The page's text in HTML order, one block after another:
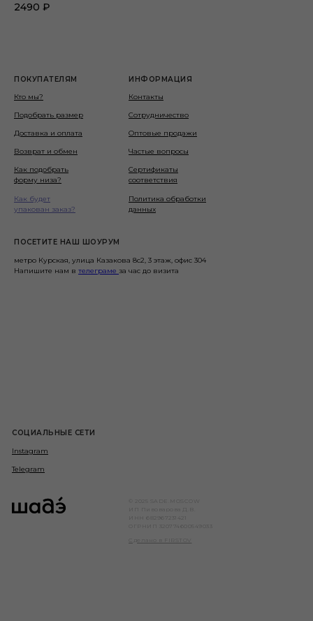
2490 ₽
ПОКУПАТЕЛЯМ
ИНФОРМАЦИЯ
Кто мы?
Подобрать размер
Доставка и оплата
Возврат и обмен
Сертификаты
соответствия
Контакты
Оптовые продажи
СОЦИАЛЬНЫЕ СЕТИ
Instagram
Telegram
© 2025 SADE.MOSCOW
ИП Пивоварова Д.В.
ИНН 682967231421
ОГРНИП 320774600549033
Сотрудничество
Политика обработки
данных
Как подобрать
форму низа?
Частые вопросы
Как будет
упакован заказ?
ПОСЕТИТЕ НАШ ШОУРУМ
метро Курская, улица Казакова 8с2, 3 этаж, офис 304
Напишите нам в телеграме за час до визита